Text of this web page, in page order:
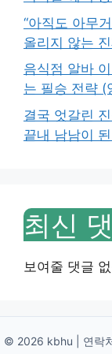
“아직도 아무
올리지 않는 진
음식점 알바
는 필승 전략 (
결국 엇갈린
끝내 남남이
최신
보여줄 댓글
© 2026 kbhu | 연락